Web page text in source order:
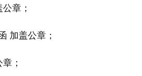
章；
加盖公章；
；